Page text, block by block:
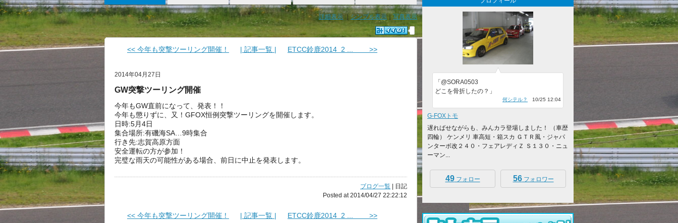
詳細表示 シンプル表示 写真表示
<< 今年も突撃ツーリング開催！ | 記事一覧 | ETCC鈴鹿2014 2 ... >>
2014年04月27日
GW突撃ツーリング開催
今年もGW直前になって、発表！！
今年も懲りずに、又！GFOX恒例突撃ツーリングを開催します。
日時:5月4日
集合場所:有磯海SA…9時集合
行き先:志賀高原方面
安全運転の方が参加！
完璧な雨天の可能性がある場合、前日に中止を発表します。
ブログ一覧 | 日記
Posted at 2014/04/27 22:22:12
<< 今年も突撃ツーリング開催！ | 記事一覧 | ETCC鈴鹿2014 2 ... >>
「@SORA0503
どこを骨折したの？」
何シテル？ 10/25 12:04
G-FOXトモ
遅ればせながらも、みんカラ登場しました！ （車歴
四輪） ケンメリ 車高短・箱スカ ＧＴＲ風・ジャパ
ンターボ改２４０・フェアレディＺ Ｓ１３０・ニュ
ーマン...
49フォロー 56フォロワー